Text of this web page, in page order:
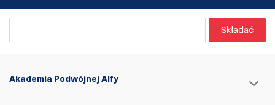
Składać
Akademia Podwójnej Alfy